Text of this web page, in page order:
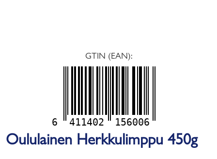
GTIN (EAN):
6 411402 156006
Oululainen Herkkulimppu 450g